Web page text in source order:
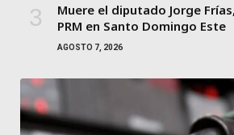
Muere el diputado Jorge
PRM en Santo Domingo Este
AGOSTO 7, 2026